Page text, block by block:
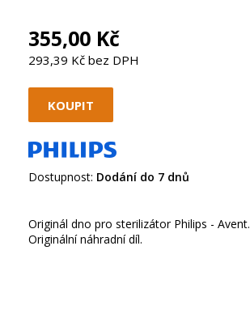
355,00 Kč
293,39 Kč bez DPH
Dostupnost: Dodání do 7 dnů
Originál dno pro sterilizátor Philips - Avent.
Originální náhradní díl.